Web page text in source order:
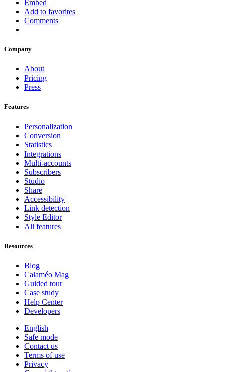
Embed
Add to favorites
Comments
Company
About
Pricing
Press
Features
Personalization
Conversion
Statistics
Integrations
Multi-accounts
Subscribers
Studio
Share
Accessibility
Link detection
Style Editor
All features
Resources
Blog
Calaméo Mag
Guided tour
Case study
Help Center
Developers
English
Safe mode
Contact us
Terms of use
Privacy